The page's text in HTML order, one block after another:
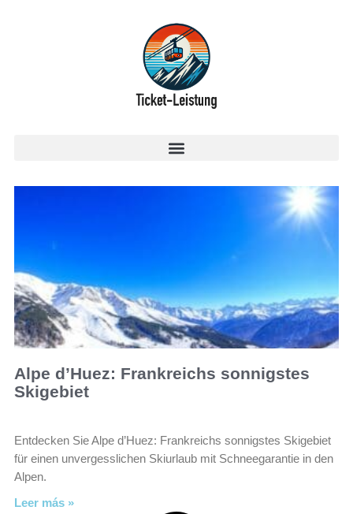
Alpe d’Huez: Frankreichs sonnigstes
Skigebiet
Entdecken Sie Alpe d’Huez: Frankreichs sonnigstes Skigebiet
für einen unvergesslichen Skiurlaub mit Schneegarantie in den
Alpen.
Leer más »